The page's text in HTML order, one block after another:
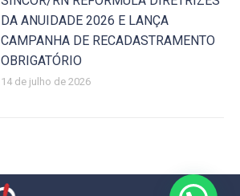
DA ANUIDADE 2026 E LANÇA
CAMPANHA DE RECADASTRAMENTO
OBRIGATÓRIO
14 de julho de 2026